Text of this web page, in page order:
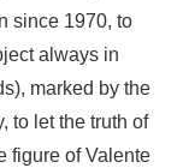
since 1970, to
always in
marked by the
to let the truth of
figure of Valente